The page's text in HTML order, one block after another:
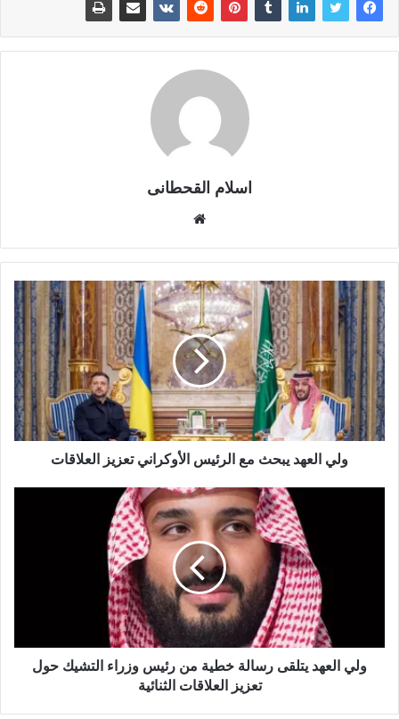
اسلام القحطانى
ق
ع
ا
ل
و
ب
ولي العهد يبحث مع الرئيس الأوكراني تعزيز العلاقات
ولي العهد يتلقى رسالة خطية من رئيس وزراء التشيك حول
تعزيز العلاقات الثنائية